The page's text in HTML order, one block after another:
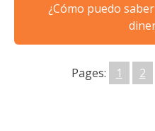
¿Cómo puedo
Pages: 1 2